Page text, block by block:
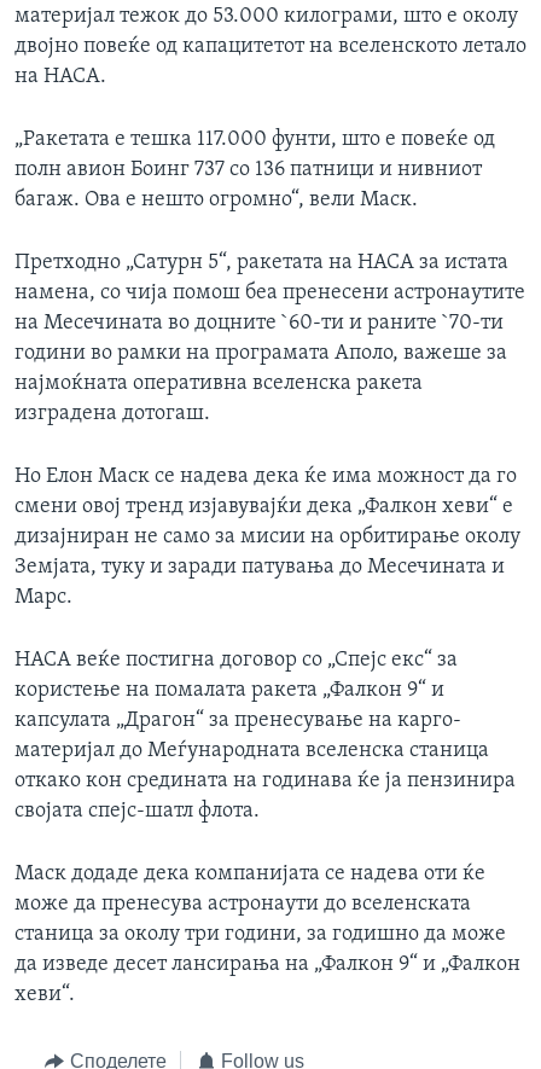
материјал тежок до 53.000 килограми, што е околу
двојно повеќе од капацитетот на вселенското летало
на НАСА.
„Ракетата е тешка 117.000 фунти, што е повеќе од
полн авион Боинг 737 со 136 патници и нивниот
багаж. Ова е нешто огромно“, вели Маск.
Претходно „Сатурн 5“, ракетата на НАСА за истата
намена, со чија помош беа пренесени астронаутите
на Месечината во доцните `60-ти и раните `70-ти
години во рамки на програмата Аполо, важеше за
најмоќната оперативна вселенска ракета
изградена дотогаш.
Но Елон Маск се надева дека ќе има можност да го
смени овој тренд изјавувајќи дека „Фалкон хеви“ е
дизајниран не само за мисии на орбитирање околу
Земјата, туку и заради патувања до Месечината и
Марс.
НАСА веќе постигна договор со „Спејс екс“ за
користење на помалата ракета „Фалкон 9“ и
капсулата „Драгон“ за пренесување на карго-
материјал до Меѓународната вселенска станица
откако кон средината на годинава ќе ја пензинира
својата спејс-шатл флота.
Маск додаде дека компанијата се надева оти ќе
може да пренесува астронаути до вселенската
станица за околу три години, за годишно да може
да изведе десет лансирања на „Фалкон 9“ и „Фалкон
хеви“.
Споделете Follow us